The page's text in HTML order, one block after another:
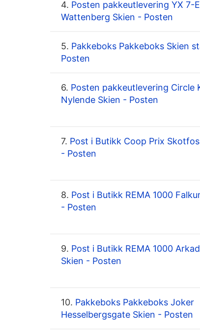
4. Posten pakkeutlevering YX 7-
Wattenberg Skien - Posten
5. Pakkeboks Pakkeboks Skien
Posten
6. Posten pakkeutlevering Circle
Nylende Skien - Posten
7. Post i Butikk Coop Prix
- Posten
8. Post i Butikk REMA 1000
- Posten
9. Post i Butikk REMA 1000
Skien - Posten
10. Pakkeboks Pakkeboks Joker
Hesselbergsgate Skien - Posten